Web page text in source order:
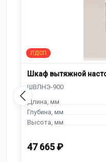
Шкаф вытяжной
47 665 ₽